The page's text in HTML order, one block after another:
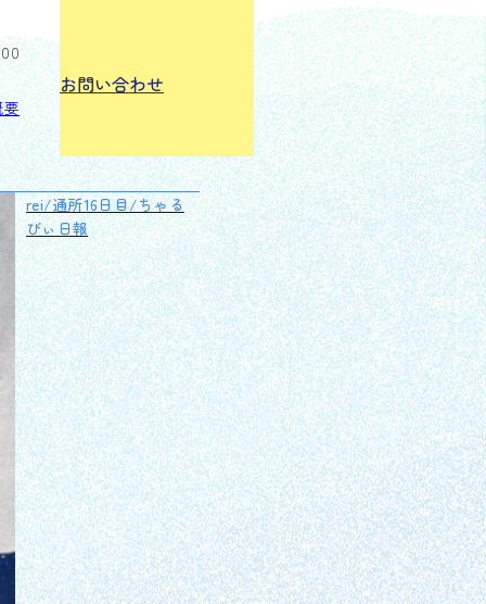
要
お問い合わせ
rei/通所16日目/ちゃる
びぃ日報